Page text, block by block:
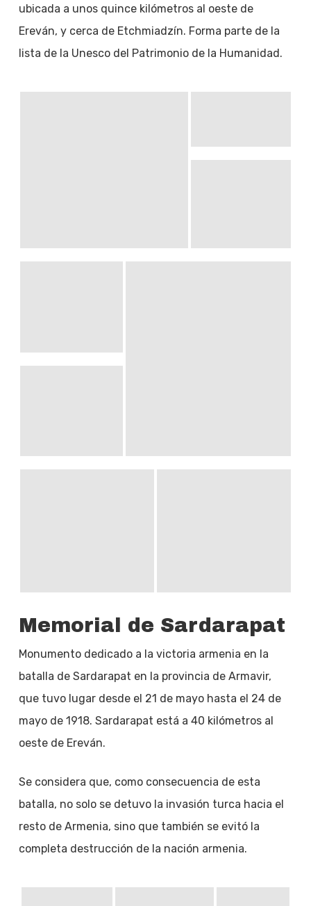
ubicada a unos quince kilómetros al oeste de
Ereván, y cerca de Etchmiadzín. Forma parte de la
lista de la Unesco del Patrimonio de la Humanidad.
Memorial de Sardarapat
Monumento dedicado a la victoria armenia en la
batalla de Sardarapat en la provincia de Armavir,
que tuvo lugar desde el 21 de mayo hasta el 24 de
mayo de 1918. Sardarapat está a 40 kilómetros al
oeste de Ereván.
Se considera que, como consecuencia de esta
batalla, no solo se detuvo la invasión turca hacia el
resto de Armenia, sino que también se evitó la
completa destrucción de la nación armenia.